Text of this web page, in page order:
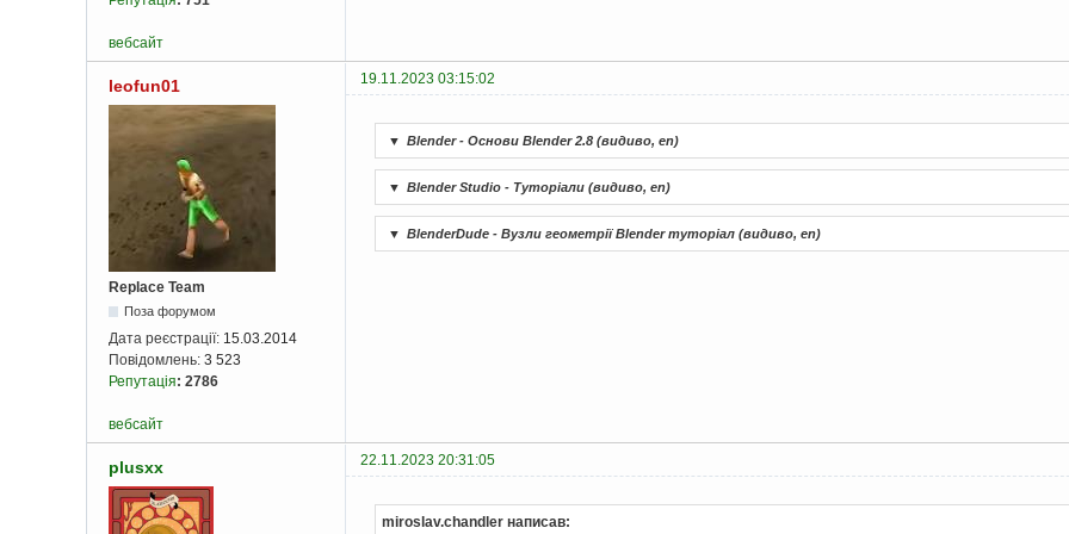
вебсайт
leofun01 19.11.2023 03:15:02
Replace Team
Поза форумом
Дата реєстрації: 15.03.2014
Повідомлень: 3 523
Репутація: 2786
▼ Blender - Основи Blender 2.8 (видиво, en)
▼ Blender Studio - Туторіали (видиво, en)
▼ BlenderDude - Вузли геометрії Blender туторіал (видиво, en)
вебсайт
plusxx 22.11.2023 20:31:05
miroslav.chandler написав: